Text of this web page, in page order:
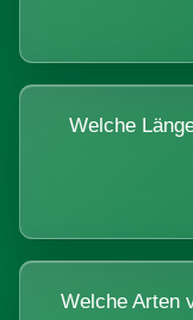
Welche
Welche Arten